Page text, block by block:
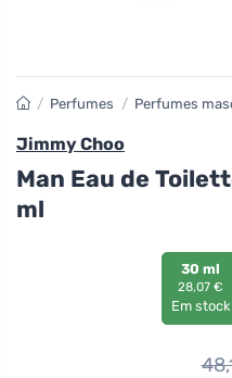
/ Perfumes / Perfumes
Jimmy Choo
Man Eau de
ml
30 ml
28,07 €
Em stock